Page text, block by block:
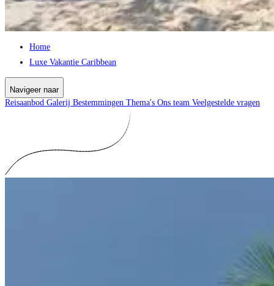
Home
Luxe Vakantie Caribbean
Navigeer naar
Reisaanbod Galerij Bestemmingen Thema's Ons team Veelgestelde vragen